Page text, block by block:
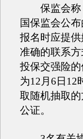
保监会称
国保监会公
报名时应提
准确的联系
投保交强险
为12月6日12
取随机抽取
公证。